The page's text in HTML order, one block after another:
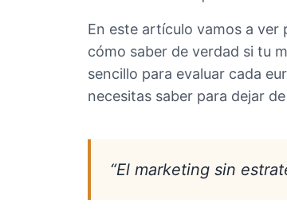
En este artículo vamos a ver
cómo saber de verdad si tu
sencillo para evaluar cada
necesitas saber para dejar
“El marketing sin